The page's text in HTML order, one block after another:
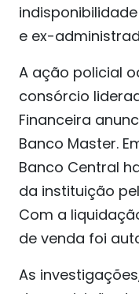
e ex-
A ação policial
consórcio
Financeira
Banco Master.
Banco Central
da instituição
Com a
de venda foi
As